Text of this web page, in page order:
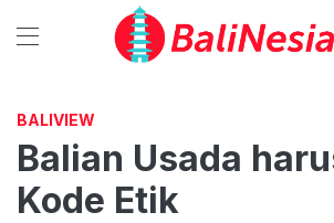
BALIVIEW
Balian Usada
Kode Etik